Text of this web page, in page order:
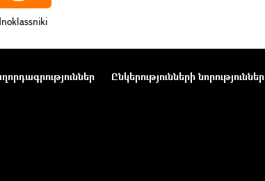
Ընկերությունների նորություններ